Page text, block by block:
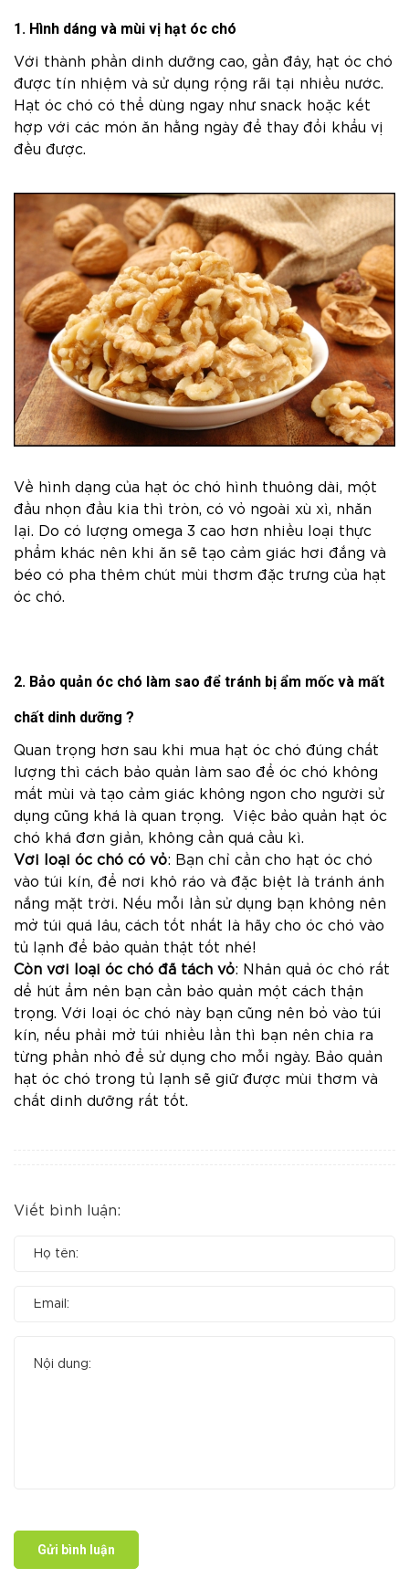
1. Hình dáng và mùi vị hạt óc chó
Với thành phần dinh dưỡng cao, gần đây, hạt óc chó
được tín nhiệm và sử dụng rộng rãi tại nhiều nước.
Hạt óc chó có thể dùng ngay như snack hoặc kết
hợp với các món ăn hằng ngày để thay đổi khẩu vị
đều được.
Về hình dạng của hạt óc chó hình thuông dài, một
đầu nhọn đầu kia thì tròn, có vỏ ngoài xù xì, nhăn
lại. Do có lượng omega 3 cao hơn nhiều loại thực
phẩm khác nên khi ăn sẽ tạo cảm giác hơi đắng và
béo có pha thêm chút mùi thơm đặc trưng của hạt
óc chó.
2. Bảo quản óc chó làm sao để tránh bị ẩm mốc và mất
chất dinh dưỡng ?
Quan trọng hơn sau khi mua hạt óc chó đúng chất
lượng thì cách bảo quản làm sao để óc chó không
mất mùi và tạo cảm giác không ngon cho người sử
dụng cũng khá là quan trọng. Việc bảo quản hạt óc
chó khá đơn giản, không cần quá cầu kì.
Với loại óc chó có vỏ: Bạn chỉ cần cho hạt óc chó
vào túi kín, để nơi khô ráo và đặc biệt là tránh ánh
nắng mặt trời. Nếu mỗi lần sử dụng bạn không nên
mở túi quá lâu, cách tốt nhất là hãy cho óc chó vào
tủ lạnh để bảo quản thật tốt nhé!
Còn với loại óc chó đã tách vỏ: Nhân quả óc chó rất
dể hút ẩm nên bạn cần bảo quản một cách thận
trọng. Với loại óc chó này bạn cũng nên bỏ vào túi
kín, nếu phải mở túi nhiều lần thì bạn nên chia ra
từng phần nhỏ để sử dụng cho mỗi ngày. Bảo quản
hạt óc chó trong tủ lạnh sẽ giữ được mùi thơm và
chất dinh dưỡng rất tốt.
Viết bình luận:
Gửi bình luận